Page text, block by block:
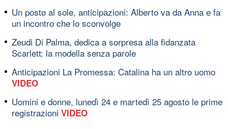
Un posto al sole, anticipazioni: Alberto va da Anna e fa
un incontro che lo sconvolge
Zeudi Di Palma, dedica a sorpresa alla fidanzata
Scarlett: la modella senza parole
Anticipazioni La Promessa: Catalina ha un altro uomo
VIDEO
Uomini e donne, lunedì 24 e martedì 25 agosto le prime
registrazioni VIDEO